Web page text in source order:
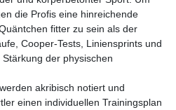
die Profis eine hinreichende
fitter zu sein als der
Cooper-Tests, Liniensprints und
der physischen
akribisch notiert und
einen individuellen Trainingsplan